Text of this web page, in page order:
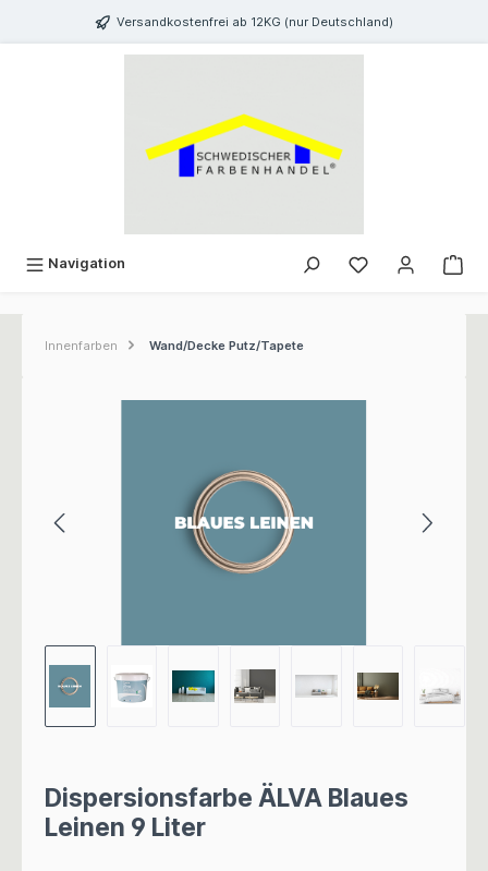
springen Versandkostenfrei ab 12KG (nur Deutschland)
Navigation
Innenfarben Wand/Decke Putz/Tapete
Dispersionsfarbe ÄLVA Blaues
Leinen 9 Liter